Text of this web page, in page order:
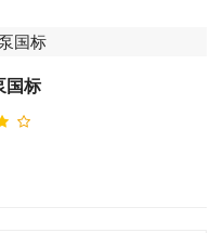
国标